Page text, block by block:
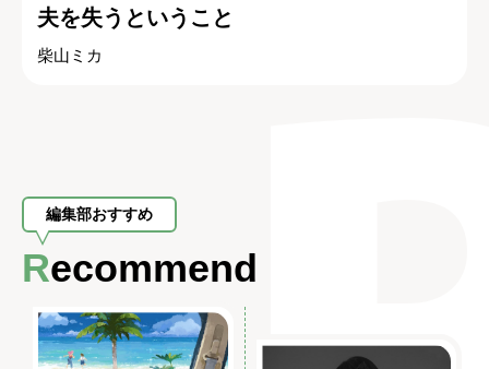
夫を失うということ
柴山ミカ
編集部おすすめ
Recommend